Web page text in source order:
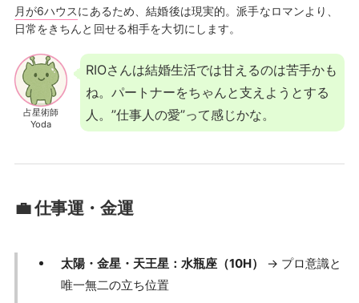
月が6ハウスにあるため、結婚後は現実的。派手なロマンより、
日常をきちんと回せる相手を大切にします。
占星術師
Yoda
RIOさんは結婚生活では甘えるのは苦手かも
ね。パートナーをちゃんと支えようとする
人。”仕事人の愛”って感じかな。
💼 仕事運・金運
太陽・金星・天王星：水瓶座（10H）
→ プロ意識と
唯一無二の立ち位置